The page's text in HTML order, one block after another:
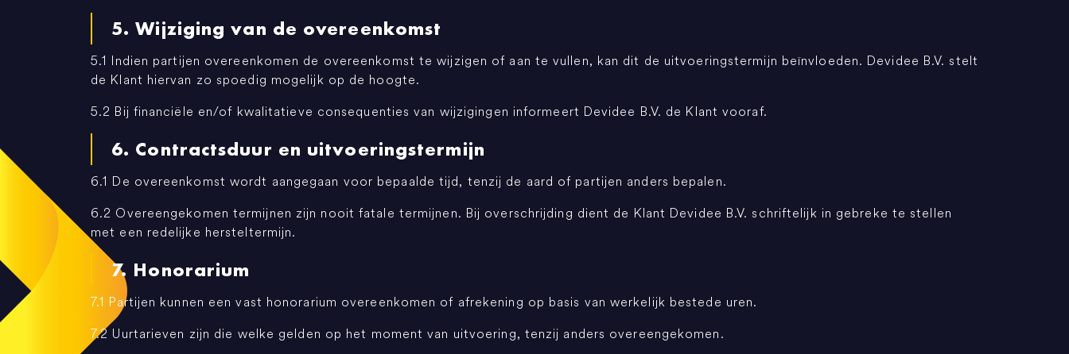
5. Wijziging van de overeenkomst
5.1 Indien partijen overeenkomen de overeenkomst te wijzigen of aan te vullen, kan dit de uitvoeringstermijn beïnvloeden. Devidee B.V. stelt
de Klant hiervan zo spoedig mogelijk op de hoogte.
5.2 Bij financiële en/of kwalitatieve consequenties van wijzigingen informeert Devidee B.V. de Klant vooraf.
6. Contractsduur en uitvoeringstermijn
6.1 De overeenkomst wordt aangegaan voor bepaalde tijd, tenzij de aard of partijen anders bepalen.
6.2 Overeengekomen termijnen zijn nooit fatale termijnen. Bij overschrijding dient de Klant Devidee B.V. schriftelijk in gebreke te stellen
met een redelijke hersteltermijn.
7. Honorarium
7.1 Partijen kunnen een vast honorarium overeenkomen of afrekening op basis van werkelijk bestede uren.
7.2 Uurtarieven zijn die welke gelden op het moment van uitvoering, tenzij anders overeengekomen.